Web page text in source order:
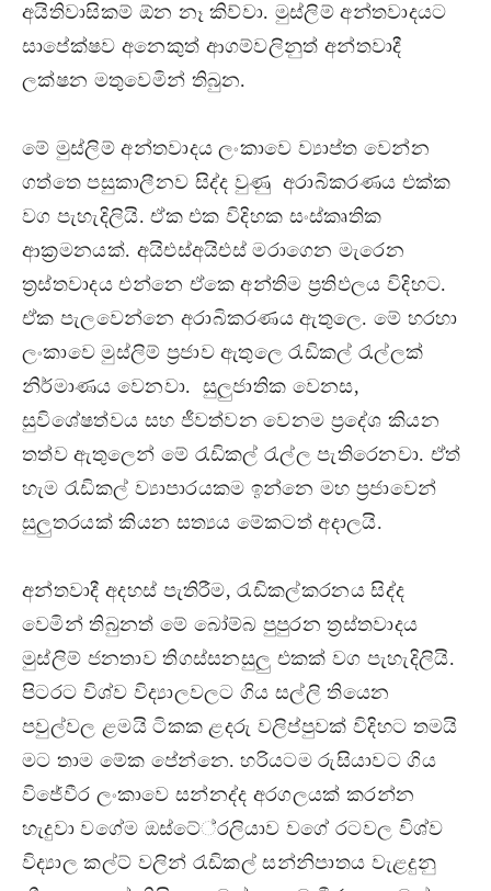
අයිතිවාසිකම් ඕන නෑ කිව්වා. මුස්ලිම් අන්තවාදයට
සාපේක්ෂව අනෙකුත් ආගම්වලිනුත් අන්තවාදී
ලක්ෂන මතුවෙමින් තිබුන.
මේ මුස්ලිම් අන්තවාදය ලංකාවෙ ව්‍යාප්ත වෙන්න
ගත්තෙ පසුකාලීනව සිද්ද වුණු අරාබිකරණය එක්ක
වග පැහැදිලියි. ඒක එක විදිහක සංස්කෘතික
ආක්‍රමනයක්. අයිඑස්අයිඑස් මරාගෙන මැරෙන
ත්‍රස්තවාදය එන්නෙ ඒකෙ අන්තිම ප්‍රතිඵලය විදිහට.
ඒක පැලවෙන්නෙ අරාබිකරණය ඇතුලෙ. මේ හරහා
ලංකාවෙ මුස්ලිම් ප්‍රජාව ඇතුලෙ රැඩිකල් රැල්ලක්
නිර්මාණය වෙනවා. සුලුජාතික වෙනස,
සුවිශේෂත්වය සහ ජීවත්වන වෙනම ප්‍රදේශ කියන
තත්ව ඇතුලෙන් මේ රැඩිකල් රැල්ල පැතිරෙනවා. ඒත්
හැම රැඩිකල් ව්‍යාපාරයකම ඉන්නෙ මහ ප්‍රජාවෙන්
සුලුතරයක් කියන සත්‍යය මේකටත් අදාලයි.
අන්තවාදී අදහස් පැතිරීම, රැඩිකල්කරනය සිද්ද
වෙමින් තිබුනත් මේ බෝම්බ පුපුරන ත්‍රස්තවාදය
මුස්ලිම් ජනතාව තිගස්සනසුලු එකක් වග පැහැදිලියි.
පිටරට විශ්ව විද්‍යාලවලට ගිය සල්ලි තියෙන
පවුල්වල ළමයි ටිකක ළදරු වලිප්පුවක් විදිහට තමයි
මට තාම මේක පේන්නෙ. හරියටම රුසියාවට ගිය
විජේවීර ලංකාවෙ සන්නද්ද අරගලයක් කරන්න
හැදුවා වගේම ඔස්ටේ්‍රලියාව වගේ රටවල විශ්ව
විද්‍යාල කල්ට් වලින් රැඩිකල් සන්නිපාතය වැළදුනු